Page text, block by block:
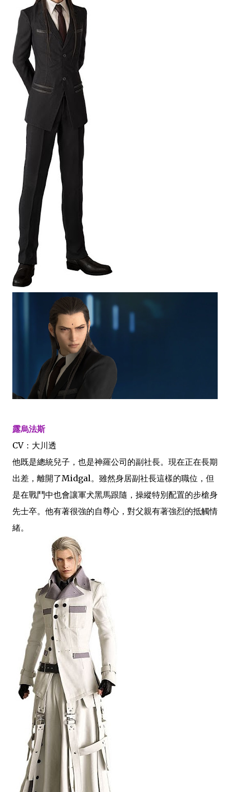
露烏法斯
CV：大川透
他既是總統兒子，也是神羅公司的副社長。現在正在長期
出差，離開了Midgal。雖然身居副社長這樣的職位，但
是在戰鬥中也會讓軍犬黑馬跟隨，操縱特別配置的步槍身
先士卒。他有著很強的自尊心，對父親有著強烈的抵觸情
緒。